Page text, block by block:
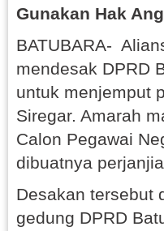
Gunakan Hak
BATUBARA-
mendesak DPRD
untuk menjemput
Siregar. Amarah
Calon Pegawai
dibuatnya
Desakan tersebut
gedung DPRD